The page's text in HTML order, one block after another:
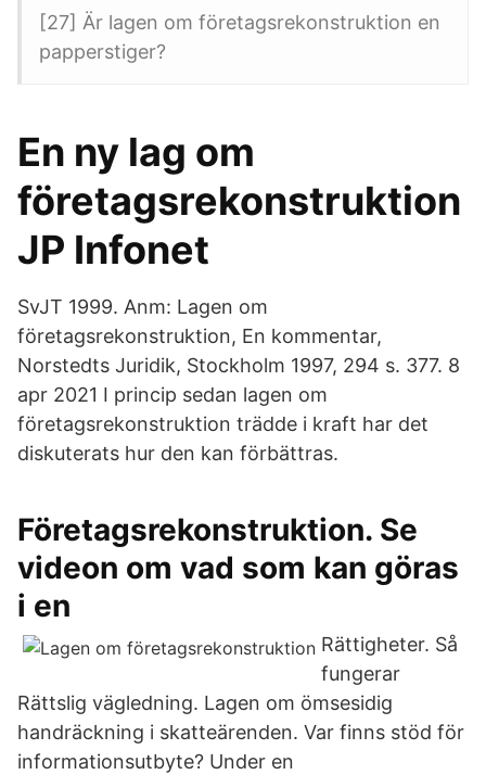
[27] Är lagen om företagsrekonstruktion en
papperstiger?
En ny lag om
företagsrekonstruktion
JP Infonet
SvJT 1999. Anm: Lagen om
företagsrekonstruktion, En kommentar,
Norstedts Juridik, Stockholm 1997, 294 s. 377. 8
apr 2021 I princip sedan lagen om
företagsrekonstruktion trädde i kraft har det
diskuterats hur den kan förbättras.
Företagsrekonstruktion. Se
videon om vad som kan göras
i en
Rättigheter. Så
fungerar
Rättslig vägledning. Lagen om ömsesidig
handräckning i skatteärenden. Var finns stöd för
informationsutbyte? Under en